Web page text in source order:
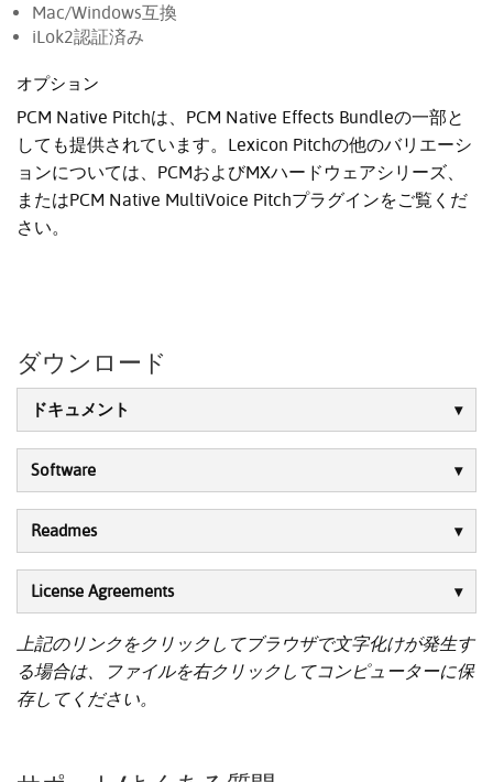
Mac/Windows互換
iLok2認証済み
オプション
PCM Native Pitchは、PCM Native Effects Bundleの一部と
しても提供されています。Lexicon Pitchの他のバリエーシ
ョンについては、PCMおよびMXハードウェアシリーズ、
またはPCM Native MultiVoice Pitchプラグインをご覧くだ
さい。
ダウンロード
ドキュメント
Software
Readmes
License Agreements
上記のリンクをクリックしてブラウザで文字化けが発生す
る場合は、ファイルを右クリックしてコンピューターに保
存してください。